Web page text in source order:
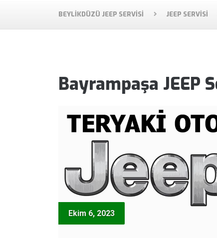
BEYLIKDÜZÜ JEEP SERVISI JEEP SERVISI
Bayrampaşa JEEP
Ekim 6, 2023